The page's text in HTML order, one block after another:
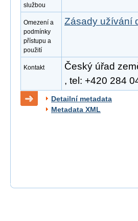
službou
Omezení a
podmínky
přístupu a
použití
Zásady užívání
Kontakt
Český úřad
, tel: +420 284
Detailní metadata
Metadata XML